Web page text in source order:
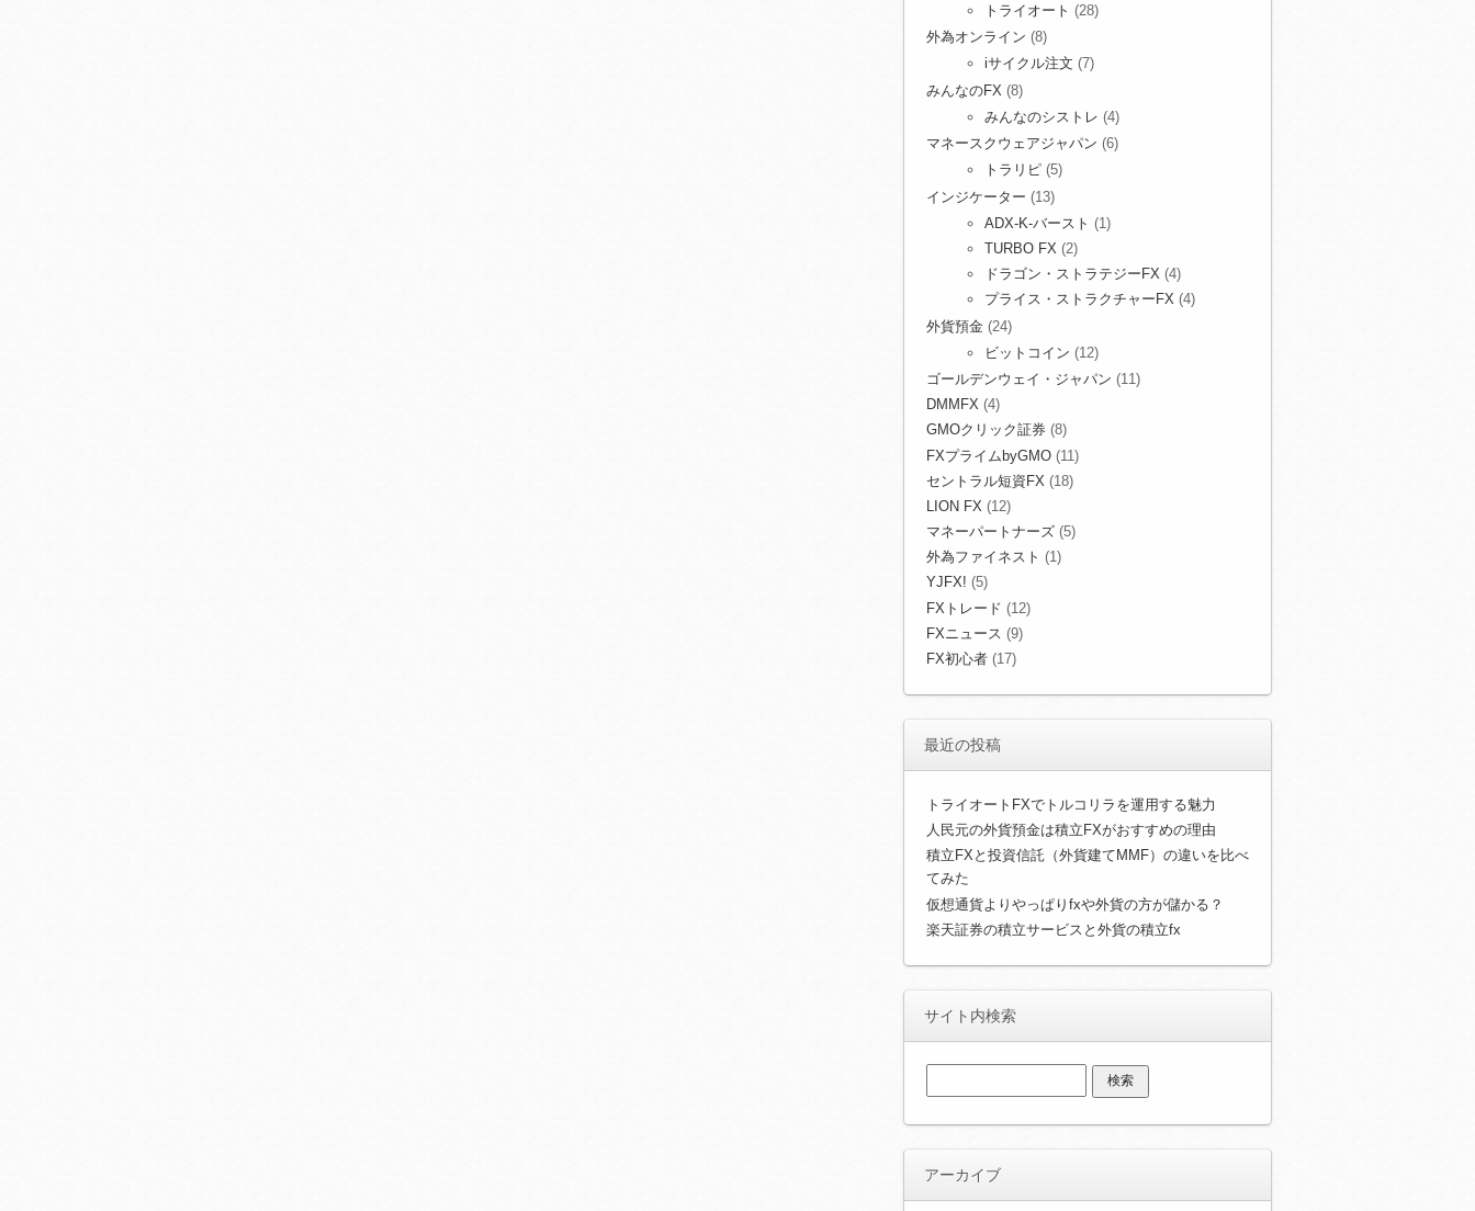
トライオート (28)
外為オンライン (8)
iサイクル注文 (7)
みんなのFX (8)
みんなのシストレ (4)
マネースクウェアジャパン (6)
トラリピ (5)
インジケーター (13)
ADX-K-バースト (1)
TURBO FX (2)
ドラゴン・ストラテジーFX (4)
プライス・ストラクチャーFX (4)
外貨預金 (24)
ビットコイン (12)
ゴールデンウェイ・ジャパン (11)
DMMFX (4)
GMOクリック証券 (8)
FXプライムbyGMO (11)
セントラル短資FX (18)
LION FX (12)
マネーパートナーズ (5)
外為ファイネスト (1)
YJFX! (5)
FXトレード (12)
FXニュース (9)
FX初心者 (17)
最近の投稿
トライオートFXでトルコリラを運用する魅力
人民元の外貨預金は積立FXがおすすめの理由
積立FXと投資信託（外貨建てMMF）の違いを比べ
てみた
仮想通貨よりやっぱりfxや外貨の方が儲かる？
楽天証券の積立サービスと外貨の積立fx
サイト内検索
索:
アーカイブ